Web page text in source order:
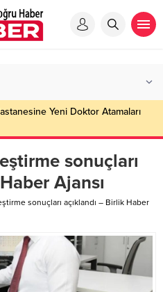
Yeni Doktor Atamaları
sonuçları
Ajansı
sonuçları açıklandı – Birlik Haber